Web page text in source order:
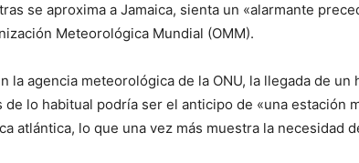
se aproxima a Jamaica, sienta un «alarmante
Meteorológica Mundial (OMM).
la agencia meteorológica de la ONU, la llegada de
de lo habitual podría ser el anticipo de «una estación
atlántica, lo que una vez más muestra la necesidad